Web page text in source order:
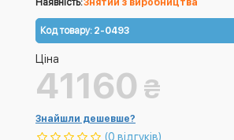
Наявність:Знятий з виробництва
Код товару: 2-0493
Ціна
41160 ₴
Знайшли дешевше?
(0 відгуків)